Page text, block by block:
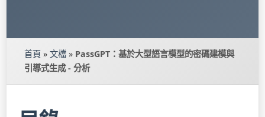
首頁 » 文檔 » PassGPT：基於大型語言模型的密碼建模與
引導式生成 - 分析